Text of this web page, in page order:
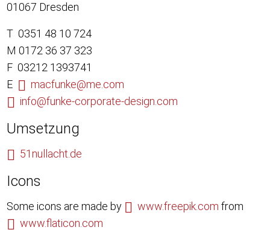
01067 Dresden
T 0351 48 10 724
M 0172 36 37 323
F 03212 1393741
E
macfunke@me.com
info@funke-corporate-design.com
Umsetzung
51nullacht.de
Icons
Some icons are made by www.freepik.com from
www.flaticon.com